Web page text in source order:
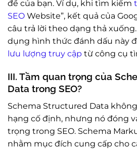
đề của bạn. Ví dụ, khi tìm kiếm
SEO Website”, kết quả của
câu trả lời theo dạng thả
dụng hình thức đánh dấu này
lưu lượng truy cập từ công cụ
III. Tầm quan trọng của
Data trong SEO?
Schema Structured Data
hạng cố định, nhưng nó đóng
trọng trong SEO. Schema
nhằm mục đích cung cấp cho